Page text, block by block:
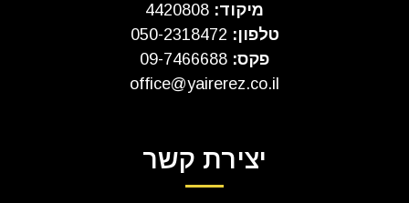
מיקוד:
טלפון:
פקס: 09-7466688
office@yairerez.co.il
יצירת קשר